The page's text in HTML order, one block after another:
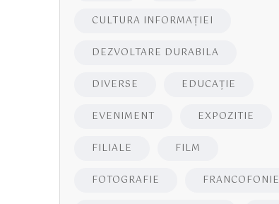
CULTURA INFORMAŢIEI
DEZVOLTARE DURABILA
DIVERSE EDUCAŢIE
EVENIMENT EXPOZITIE
FILIALE FILM
FOTOGRAFIE FRANCOFONIE